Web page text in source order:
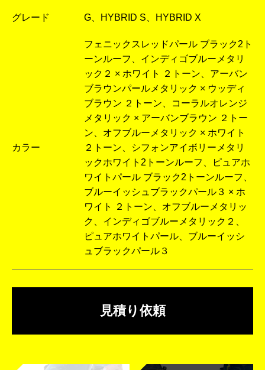
グレード G、HYBRID S、HYBRID X
カラー
フェニックスレッドパール ブラック2ト
ーンルーフ、インディゴブルーメタリ
ック２ × ホワイト ２トーン、アーバン
ブラウンパールメタリック × ウッディ
ブラウン ２トーン、コーラルオレンジ
メタリック × アーバンブラウン ２トー
ン、オフブルーメタリック × ホワイト
２トーン、シフォンアイボリーメタリ
ックホワイト2トーンルーフ、ピュアホ
ワイトパール ブラック2トーンルーフ、
ブルーイッシュブラックパール３ × ホ
ワイト ２トーン、オフブルーメタリッ
ク、インディゴブルーメタリック２、
ピュアホワイトパール、ブルーイッシ
ュブラックパール３
見積り依頼